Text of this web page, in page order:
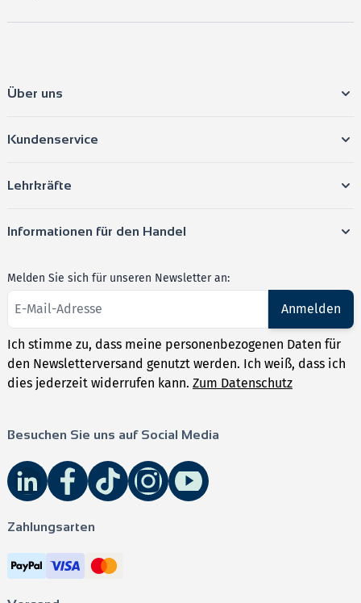
Über uns
Kundenservice
Lehrkräfte
Informationen für den Handel
Melden Sie sich für unseren Newsletter an:
Anmelden
Ich stimme zu, dass meine personenbezogenen Daten für
den Newsletterversand genutzt werden. Ich weiß, dass ich
dies jederzeit widerrufen kann. Zum Datenschutz
Besuchen Sie uns auf Social Media
Zahlungsarten